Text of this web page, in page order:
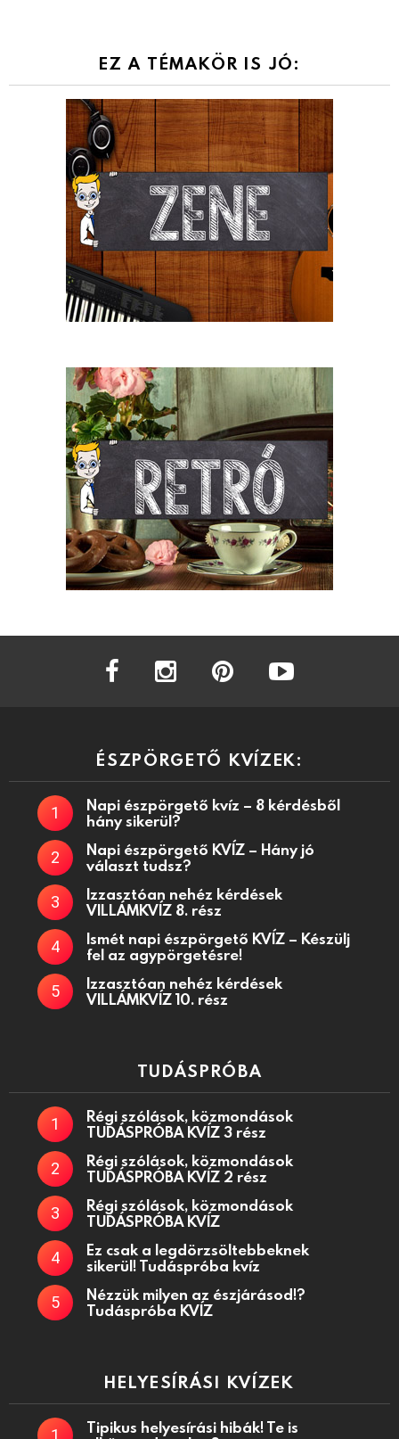
EZ A TÉMAKÖR IS JÓ:
facebook instagram
ÉSZPÖRGETŐ KVÍZEK:
Napi észpörgető kvíz – 8 kérdésből
hány sikerül?
Napi észpörgető KVÍZ – Hány jó
választ tudsz?
Izzasztóan nehéz kérdések
VILLÁMKVÍZ 8. rész
Ismét napi észpörgető KVÍZ – Készülj
fel az agypörgetésre!
Izzasztóan nehéz kérdések
VILLÁMKVÍZ 10. rész
TUDÁSPRÓBA
Régi szólások, közmondások
TUDÁSPRÓBA KVÍZ 3 rész
Régi szólások, közmondások
TUDÁSPRÓBA KVÍZ 2 rész
Régi szólások, közmondások
TUDÁSPRÓBA KVÍZ
Ez csak a legdörzsöltebbeknek
sikerül! Tudáspróba kvíz
Nézzük milyen az észjárásod!?
Tudáspróba KVÍZ
HELYESÍRÁSI KVÍZEK
Tipikus helyesírási hibák! Te is